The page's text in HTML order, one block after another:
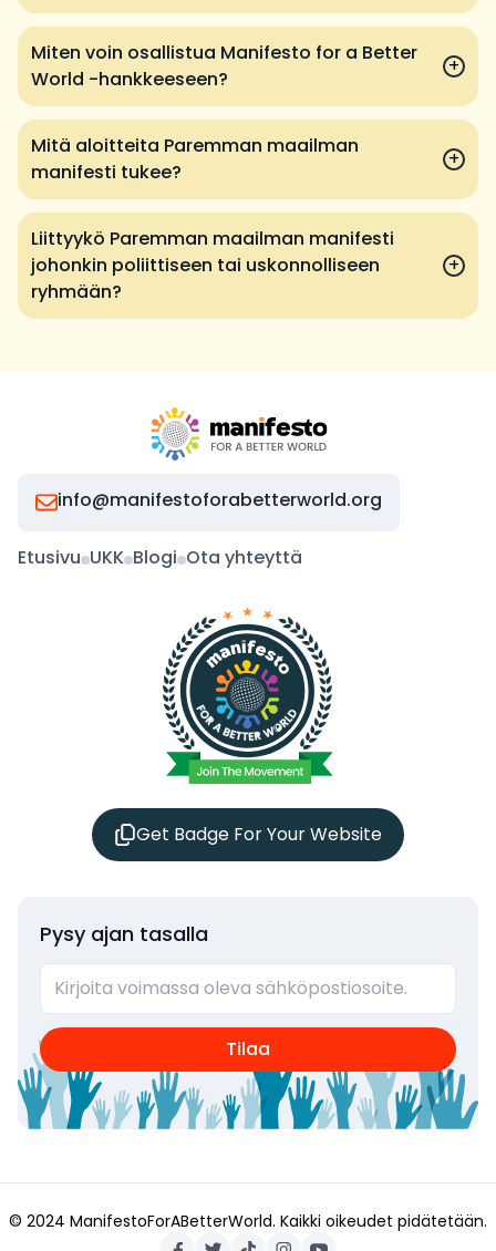
Miten voin osallistua Manifesto for a Better
World -hankkeeseen?
+
Mitä aloitteita Paremman maailman
manifesti tukee?
+
Liittyykö Paremman maailman manifesti
johonkin poliittiseen tai uskonnolliseen
ryhmään?
+
info@manifestoforabetterworld.org
Etusivu UKK Blogi Ota yhteyttä
Get Badge For Your Website
Pysy ajan tasalla
Tilaa
© 2024 ManifestoForABetterWorld. Kaikki oikeudet pidätetään.